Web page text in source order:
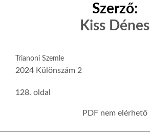
Szerző:
Kiss Dénes
Trianoni Szemle
2024 Különszám 2
128. oldal
PDF nem elérhető